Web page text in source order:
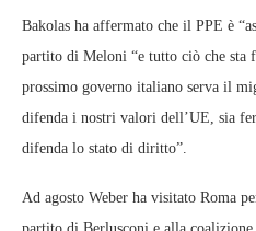
Bakolas ha affermato che il PPE è
partito di Meloni “e tutto ciò che sta
prossimo governo italiano serva il
difenda i nostri valori dell’UE, sia
difenda lo stato di diritto”.
Ad agosto Weber ha visitato Roma